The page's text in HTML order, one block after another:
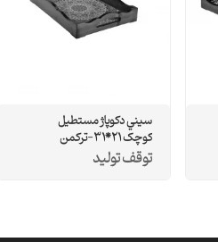
سيني دکوپاژ مستطيل
کوچک 21*31-ترکمن
توقف تولید